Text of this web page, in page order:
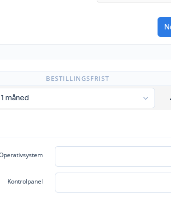
BESTILLINGSFRIST
Kontrolpanel